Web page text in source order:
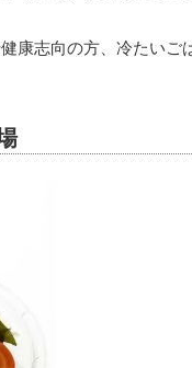
康志向の方、冷たいご